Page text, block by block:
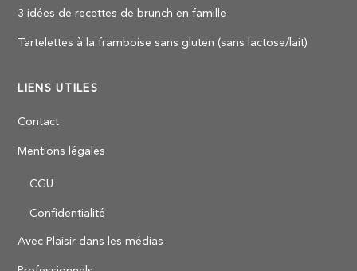
3 idées de recettes de brunch en famille
Tartelettes à la framboise sans gluten (sans lactose/lait)
LIENS UTILES
Contact
Mentions légales
CGU
Confidentialité
Avec Plaisir dans les médias